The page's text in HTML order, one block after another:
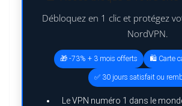
Débloquez en 1 clic et protégez
NordVPN.
🎁 -73% + 3 mois offerts 🛍️ Carte
✅ 30 jours satisfait ou
Le VPN numéro 1 dans le